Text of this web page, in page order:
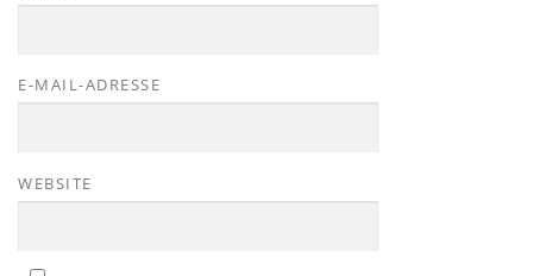
E-MAIL-ADRESSE
WEBSITE